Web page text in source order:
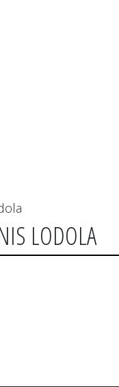
LODOLA